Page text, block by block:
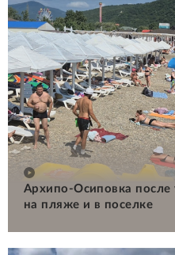
Архипо-Осиповка после
на пляже и в поселке